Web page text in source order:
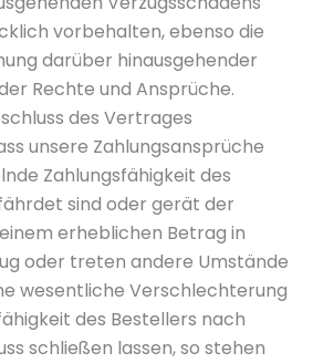
vorbehalten, ebenso die
darüber hinausgehender
Rechte und Ansprüche.
des Vertrages
unsere Zahlungsansprüche
Zahlungsfähigkeit des
sind oder gerät der
erheblichen Betrag in
oder treten andere Umstände
wesentliche Verschlechterung
des Bestellers nach
schließen lassen, so stehen